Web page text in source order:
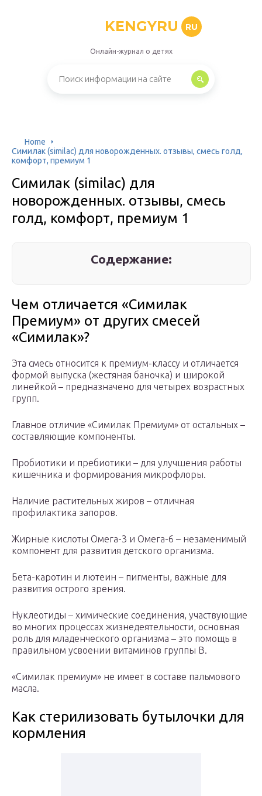
KENGYRU RU
Онлайн-журнал о детях
Home
Симилак (similac) для новорожденных. отзывы, смесь голд,
комфорт, премиум 1
Симилак (similac) для
новорожденных. отзывы, смесь
голд, комфорт, премиум 1
Содержание:
Чем отличается «Симилак
Премиум» от других смесей
«Симилак»?
Эта смесь относится к премиум-классу и отличается
формой выпуска (жестяная баночка) и широкой
линейкой – предназначено для четырех возрастных
групп.
Главное отличие «Симилак Премиум» от остальных –
составляющие компоненты.
Пробиотики и пребиотики – для улучшения работы
кишечника и формирования микрофлоры.
Наличие растительных жиров – отличная
профилактика запоров.
Жирные кислоты Омега-3 и Омега-6 – незаменимый
компонент для развития детского организма.
Бета-каротин и лютеин – пигменты, важные для
развития острого зрения.
Нуклеотиды – химические соединения, участвующие
во многих процессах жизнедеятельности, основная
роль для младенческого организма – это помощь в
правильном усвоении витаминов группы В.
«Симилак премиум» не имеет в составе пальмового
масла.
Как стерилизовать бутылочки для
кормления